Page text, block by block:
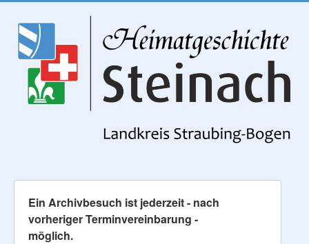
Ein Archivbesuch ist jederzeit - nach
vorheriger Terminvereinbarung -
möglich.